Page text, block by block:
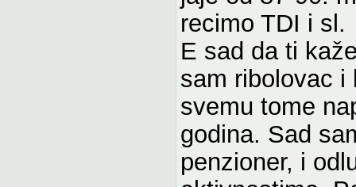
recimo TDI i sl.
E sad da ti
sam ribolovac i
svemu tome
godina. Sad
penzioner, i